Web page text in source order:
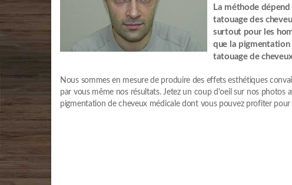
La méthode
tatouage des
surtout pour les
que la pigmentation
tatouage de
Nous sommes en mesure de produire des effets esthétiques
par vous même nos résultats. Jetez un coup d'oeil sur nos photos
pigmentation de cheveux médicale dont vous pouvez profiter